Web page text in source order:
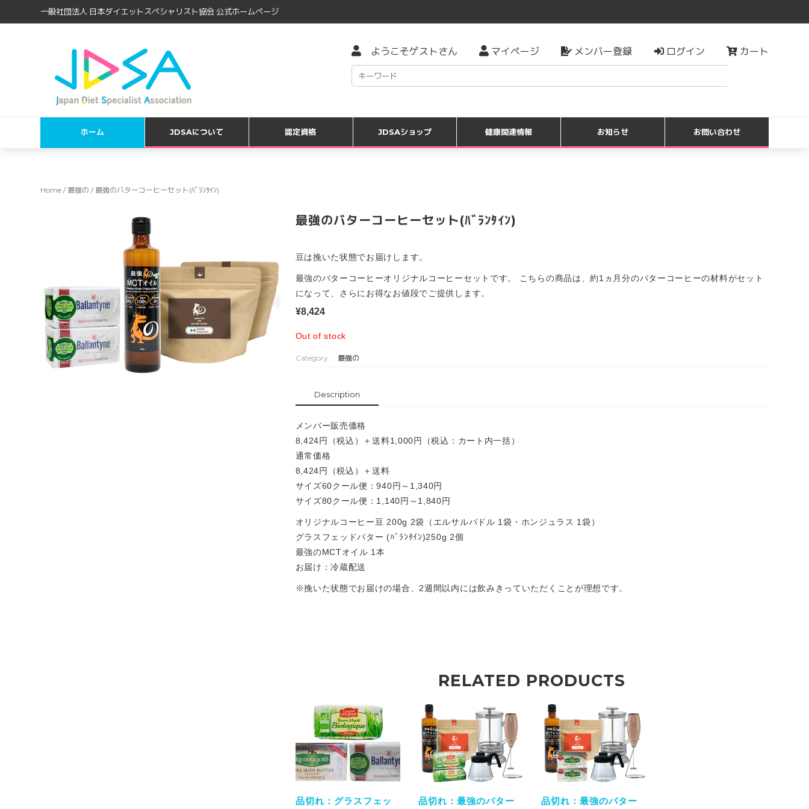
一般社団法人 日本ダイエットスペシャリスト協会 公式ホームページ
ようこそゲストさん マイページ メンバー登録 ログイン カート
ホーム JDSAについて 認定資格 JDSAショップ 健康関連情報 お知らせ お問い合わせ
Home / 最強の / 最強のバターコーヒーセット(ﾊﾞﾗﾝﾀｲﾝ)
最強のバターコーヒーセット(ﾊﾞﾗﾝﾀｲﾝ)
豆は挽いた状態でお届けします。
最強のバターコーヒーオリジナルコーヒーセットです。 こちらの商品は、約1ヵ月分のバターコーヒーの材料がセット
になって、さらにお得なお値段でご提供します。
¥8,424
Out of stock
Category: 最強の
Description
メンバー販売価格
8,424円（税込）＋送料1,000円（税込：カート内一括）
通常価格
8,424円（税込）＋送料
サイズ60クール便：940円～1,340円
サイズ80クール便：1,140円～1,840円
オリジナルコーヒー豆 200g 2袋（エルサルバドル 1袋・ホンジュラス 1袋）
グラスフェッドバター (ﾊﾞﾗﾝﾀｲﾝ)250g 2個
最強のMCTオイル 1本
お届け：冷蔵配送
※挽いた状態でお届けの場合、2週間以内には飲みきっていただくことが理想です。
RELATED PRODUCTS
品切れ：グラスフェッ
品切れ：最強のバター
品切れ：最強のバター